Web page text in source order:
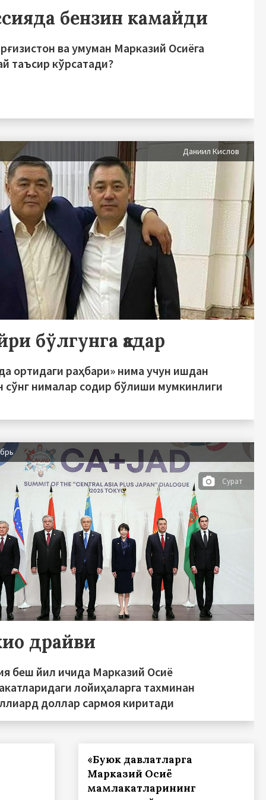
бензин камайди
ва умуман Марказий Осиёга
таъсир кўрсатади?
Даниил Кислов
бўлгунга қадар
ортидаги раҳбари» нима учун ишдан
сўнг нималар содир бўлиши мумкинлиги
Сурат
драйви
беш йил ичида Марказий Осиё
лойиҳаларга тахминан
доллар сармоя киритади
«Буюк давлатларга
Марказий Осиё
мамлакатларининг